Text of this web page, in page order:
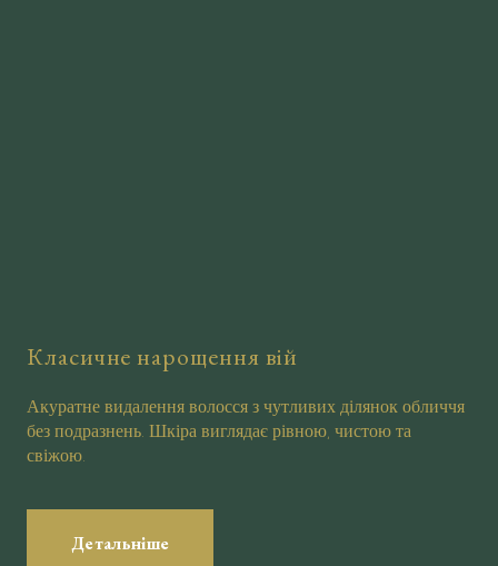
Класичне нарощення вій
Акуратне видалення волосся з чутливих ділянок обличчя
без подразнень. Шкіра виглядає рівною, чистою та
свіжою.
Детальніше